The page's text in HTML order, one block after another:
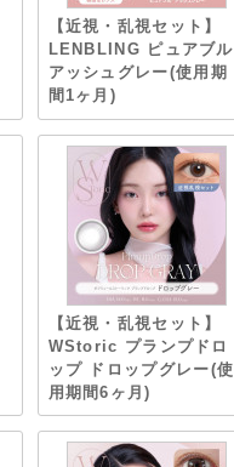
【近視・乱視セット】
LENBLING ピュアブル
アッシュグレー(使用期
間1ヶ月)
【近視・乱視セット】
WStoric プランプドロ
ップ ドロップグレー(使
用期間6ヶ月)